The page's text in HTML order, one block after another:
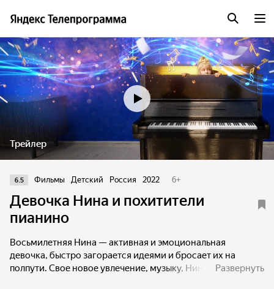
Трейлер
6.5 Фильмы Детский Россия 2022 6+
Девочка Нина и похитители
пианино
Восьмилетняя Нина — активная и эмоциональная
девочка, быстро загорается идеями и бросает их на
полпути. Свое новое увлечение, музыку, Нина
Развернуть